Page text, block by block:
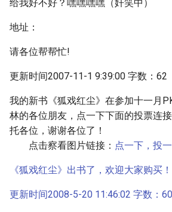
给我好不好？嘿嘿嘿嘿（奸笑中）
地址：
请各位帮帮忙!
更新时间2007-11-1 9:39:00 字数：62
我的新书《狐戏红尘》在参加十一月
林的各位朋友，点一下下面的投票连
托各位，谢谢各位了！
点击察看图片链接： 点一下，投一
《狐戏红尘》出书了，欢迎大家购买！
更新时间2008-5-20 11:46:02 字数：